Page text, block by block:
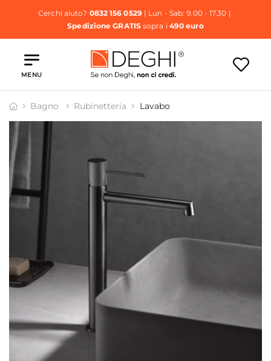
Cerchi aiuto? 0832 156 0529| Lun - Sab: 9.00 - 17.30 |
Spedizione GRATISsopra i 490 euro
MENU
Bagno Rubinetteria Lavabo